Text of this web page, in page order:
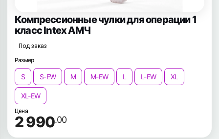
Компрессионные чулки для операции 1
класс Intex АМЧ
Под заказ
Размер
S S-EW M M-EW L L-EW XL
XL-EW
Цена
2 990.00